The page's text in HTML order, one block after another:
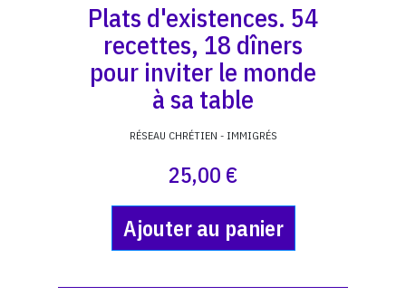
Plats d'existences. 54
recettes, 18 dîners
pour inviter le monde
à sa table
RÉSEAU CHRÉTIEN - IMMIGRÉS
25,00 €
Ajouter au panier